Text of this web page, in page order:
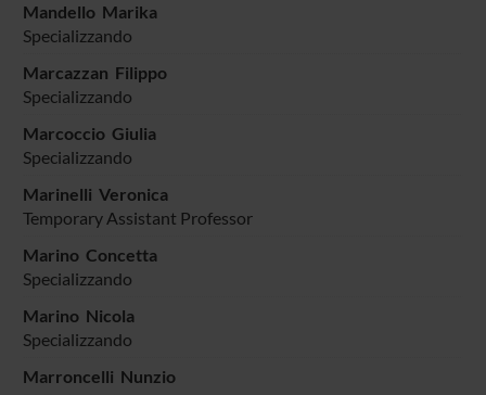
Mandello Marika
Specializzando
Marcazzan Filippo
Specializzando
Marcoccio Giulia
Specializzando
Marinelli Veronica
Temporary Assistant Professor
Marino Concetta
Specializzando
Marino Nicola
Specializzando
Marroncelli Nunzio